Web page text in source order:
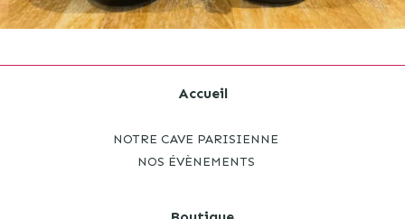
Accueil
NOTRE CAVE PARISIENNE
NOS ÉVÈNEMENTS